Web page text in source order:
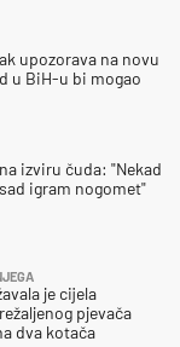
upozorava na novu
u BiH-u bi mogao
izviru čuda: "Nekad
igram nogomet"
je cijela
pjevača
dva kotača